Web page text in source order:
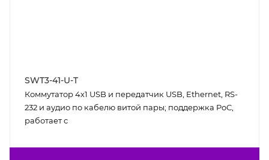
SWT3-41-U-T
Коммутатор 4х1 USB и передатчик USB, Ethernet, RS-
232 и аудио по кабелю витой пары; поддержка PoC,
работает с